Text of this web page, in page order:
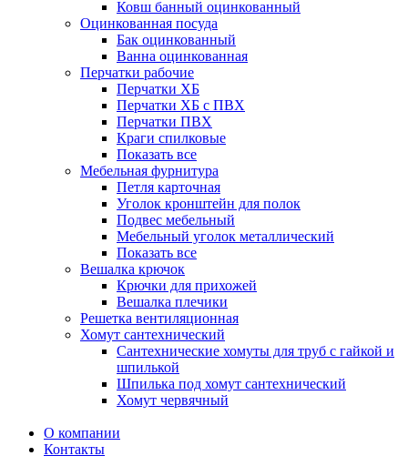
Ковш банный оцинкованный
Оцинкованная посуда
Бак оцинкованный
Ванна оцинкованная
Перчатки рабочие
Перчатки ХБ
Перчатки ХБ с ПВХ
Перчатки ПВХ
Краги спилковые
Показать все
Мебельная фурнитура
Петля карточная
Уголок кронштейн для полок
Подвес мебельный
Мебельный уголок металлический
Показать все
Вешалка крючок
Крючки для прихожей
Вешалка плечики
Решетка вентиляционная
Хомут сантехнический
Сантехнические хомуты для труб с гайкой и
шпилькой
Шпилька под хомут сантехнический
Хомут червячный
О компании
Контакты